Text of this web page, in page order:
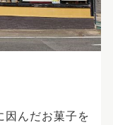
んだお菓子を